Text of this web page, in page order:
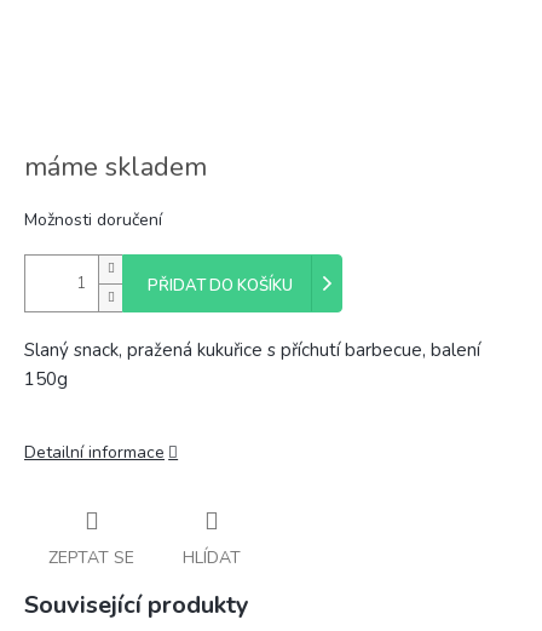
máme skladem
Možnosti doručení
PŘIDAT DO KOŠÍKU
Slaný snack, pražená kukuřice s příchutí barbecue, balení
150g
Detailní informace
ZEPTAT SE HLÍDAT
Související produkty